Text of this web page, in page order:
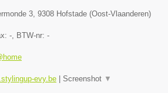
3 9308 Hofstade (Oost-Vlaanderen)
- , BTW-nr: -
evy.be | Screenshot ▼